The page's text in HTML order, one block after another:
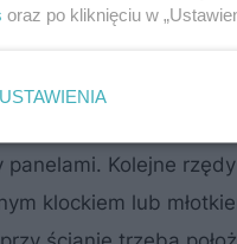
ze sobą. Nie należy
Jeżeli jednak
ściskami na 15
Kolejne
klockiem lub
oraz po kliknięciu w
USTAWIENIA